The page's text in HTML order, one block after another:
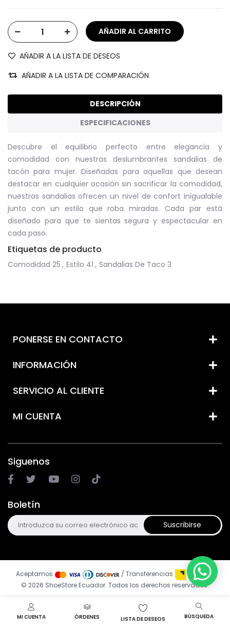
AÑADIR A LA LISTA DE DESEOS
AÑADIR A LA LISTA DE COMPARACIÓN
DESCRIPCIÓN
ESPECIFICACIONES
Descubre el equilibrio perfecto entre elegancia y
comodidad con nuestras deslumbrantes sandalias de
tacón para mujer. Diseñadas para aquellas que desean
destacar en cualquier ocasión sin sacrificar la comodidad,
nuestras sandalias ofrecen un nivel de confort inigualable
junto con un estilo que roba miradas. Cada par está
diseñado para que te sientas segura y espectacular en
cada paso.
Etiquetas de producto
Comodidad 25 , Estilo 41 , Sandalias De Taco 3
PONERSE EN CONTACTO
INFORMACIÓN
SERVICIO AL CLIENTE
MI CUENTA
Siguenos
Boletín
Suscribirse
© 2026 ShoeStore Ecuador. Todos los derechos reservados.
Aceptamos / Transferencias
MI CUENTA ÓRDENES LISTA DE DESEOS BÚSQUEDA